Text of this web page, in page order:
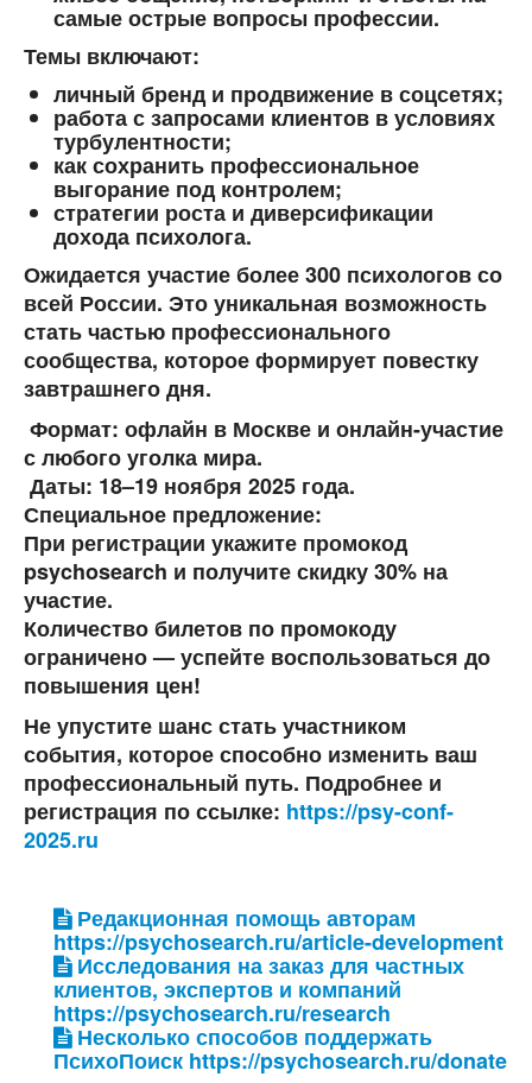
самые острые вопросы профессии.
Темы включают:
личный бренд и продвижение в соцсетях;
работа с запросами клиентов в условиях
турбулентности;
как сохранить профессиональное
выгорание под контролем;
стратегии роста и диверсификации
дохода психолога.
Ожидается участиеболее 300 психологовсо
всей России. Это уникальная возможность
стать частью профессионального
сообщества, которое формирует повестку
завтрашнего дня.
Формат: офлайн в Москве и онлайн-участие
с любого уголка мира.
Даты: 18–19 ноября 2025 года.
Специальное предложение:
При регистрации укажите промокод
psychosearch и получитескидку 30% на
участие.
Количество билетов по промокоду
ограничено — успейте воспользоваться до
повышения цен!
Не упустите шанс стать участником
события, которое способно изменить ваш
профессиональный путь. Подробнее и
регистрация по ссылке: https://psy-conf-
2025.ru
Редакционная помощь авторам
https://psychosearch.ru/article-development
Исследования на заказ для частных
клиентов, экспертов и компаний
https://psychosearch.ru/research
Несколько способов поддержать
ПсихоПоиск https://psychosearch.ru/donate